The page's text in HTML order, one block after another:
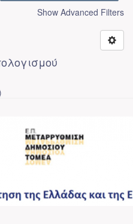
Show Advanced Filters